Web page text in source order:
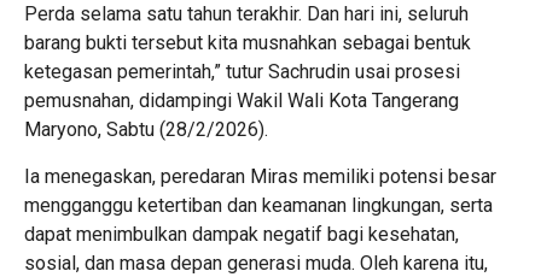
Perda selama satu tahun terakhir. Dan hari ini, seluruh
barang bukti tersebut kita musnahkan sebagai bentuk
ketegasan pemerintah,” tutur Sachrudin usai prosesi
pemusnahan, didampingi Wakil Wali Kota Tangerang
Maryono, Sabtu (28/2/2026).
Ia menegaskan, peredaran Miras memiliki potensi besar
mengganggu ketertiban dan keamanan lingkungan, serta
dapat menimbulkan dampak negatif bagi kesehatan,
sosial, dan masa depan generasi muda. Oleh karena itu,